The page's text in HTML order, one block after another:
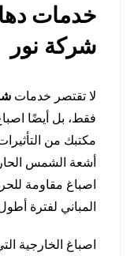
خدمات
شركة نور
لا تقتصر خدمات
فقط، بل أيضًا
مكتبك من
أشعة الشمس
اصباغ مقاومة
المباني لفترة
اصباغ الخارجية